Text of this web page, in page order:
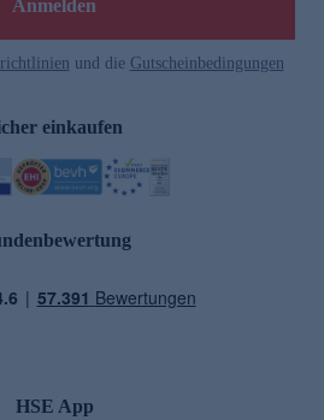
Anmelden
und die Gutscheinbedingungen
einkaufen
HSE App